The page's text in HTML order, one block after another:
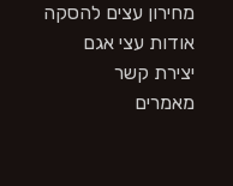
מחירון עצים להסקה
אודות עצי אגם
יצירת קשר
מאמרים